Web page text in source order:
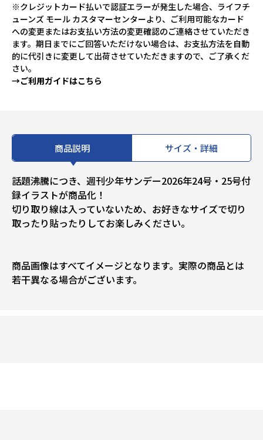
※クレジットカード払いで認証エラーが発生した場合、ライフチ
ューンズ モール カスタマーセンターより、ご利用可能なカード
への変更またはお支払い方法の変更確認のご連絡させていただき
ます。期日までにご回答いただけない場合は、お支払方法を自動
的に代引きに変更して出荷させていただきますので、ご了承くだ
さい。
→ご利用ガイドはこちら
商品説明 サイズ・詳細
話題沸騰につき、週刊少年サンデー2026年24号・25号付
録イラストが商品化！
切り取り線は入っていないため、お好きなサイズで切り
取ったり貼ったりしてお楽しみください。
商品画像はすべてイメージとなります。実際の商品とは
若干異なる場合がございます。